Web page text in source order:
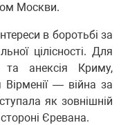
Москви.
в боротьбі за
цілісності. Для
анексія Криму,
— війна за
як зовнішній
Єревана.